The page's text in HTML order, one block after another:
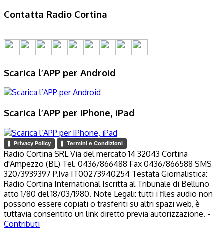
Contatta Radio Cortina
Scarica l’APP per Android
Scarica l’APP per IPhone, iPad
Privacy Policy Termini e Condizioni
Radio Cortina SRL Via del mercato 14 32043 Cortina
d'Ampezzo (BL) Tel. 0436/866488 Fax 0436/866588 SMS
320/3939397 P.Iva IT00273940254 Testata Giornalistica:
Radio Cortina International Iscritta al Tribunale di Belluno
atto 1/80 del 18/03/1980. Note Legali: tutti i files audio non
possono essere copiati o trasferiti su altri spazi web, è
tuttavia consentito un link diretto previa autorizzazione. -
Contributi